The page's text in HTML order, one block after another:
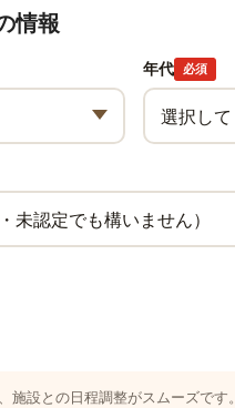
情報
年代 必須
設との日程調整がスムーズです。